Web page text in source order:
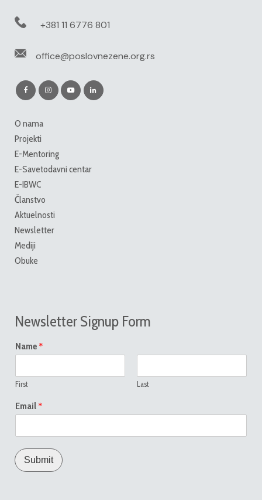
+381 11 6776 801
office@poslovnezene.org.rs
O nama
Projekti
E-Mentoring
E-Savetodavni centar
E-IBWC
Članstvo
Aktuelnosti
Newsletter
Mediji
Obuke
Newsletter Signup Form
Name *
First Last
Email *
Submit